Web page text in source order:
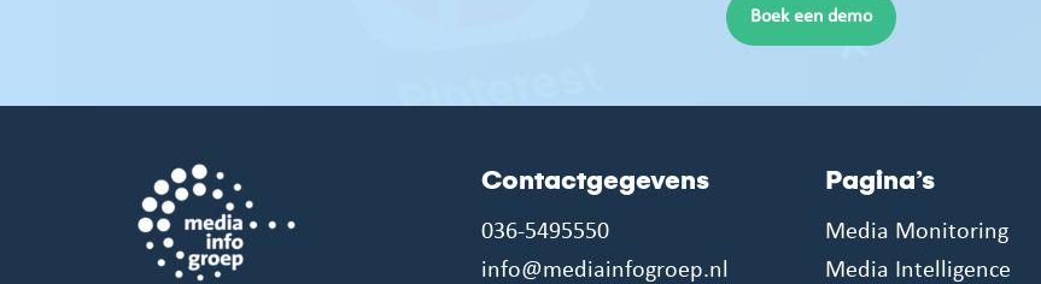
Boek een demo
Contactgegevens
036-5495550
info@mediainfogroep.nl
Pagina’s
Media Monitoring
Media Intelligence